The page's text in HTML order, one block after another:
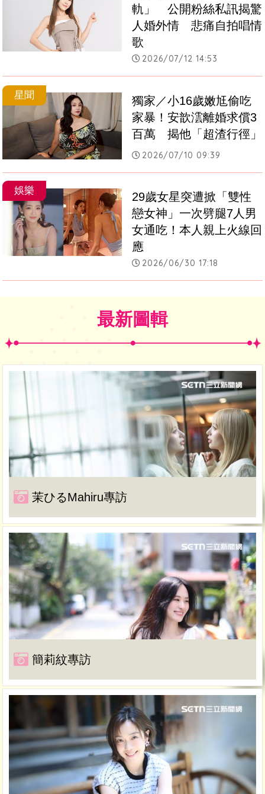
軌」　公開粉絲私訊揭驚
人婚外情　悲痛自拍唱情
歌
2026/07/12 14:53
星聞
獨家／小16歲嫩尪偷吃
家暴！安歆澐離婚求償3
百萬　揭他「超渣行徑」
2026/07/10 09:39
娛樂
29歲女星突遭掀「雙性
戀女神」一次劈腿7人男
女通吃！本人親上火線回
應
2026/06/30 17:18
最新圖輯
茉ひるMahiru專訪
簡莉紋專訪